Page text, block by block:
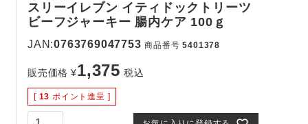
スリーイレブン イティドックトリーツ
ビーフジャーキー 腸内ケア 100ｇ
JAN:0763769047753 商品番号 5401378
販売価格 ¥1,375 税込
[ 13 ポイント進呈 ]